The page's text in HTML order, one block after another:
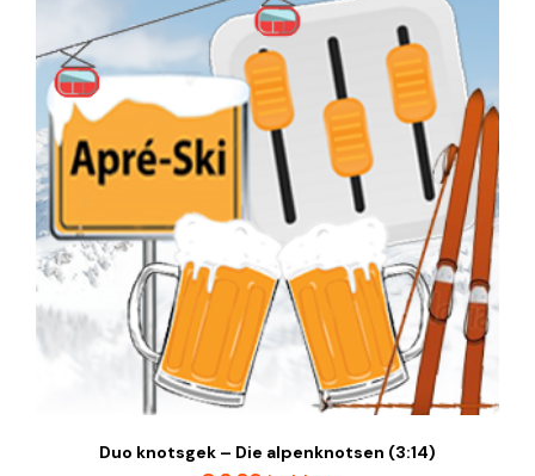
Duo knotsgek – Die alpenknotsen (3:14)